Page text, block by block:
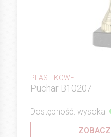
PLASTIKOWE
Puchar B10207
Dostępność: wysoka
ZOBACZ